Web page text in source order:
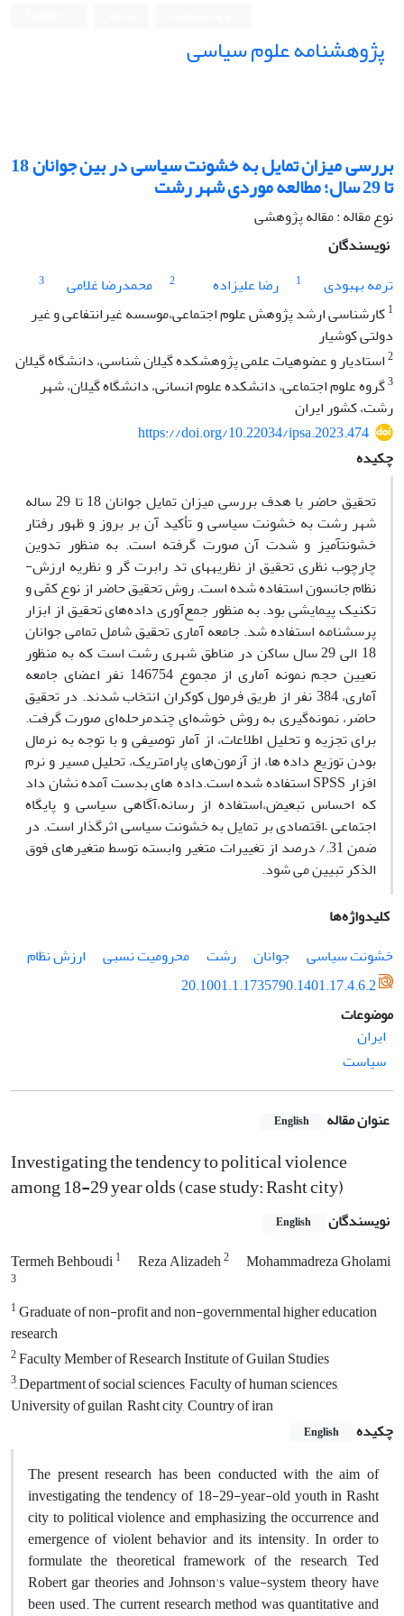
پژوهشنامه علوم سیاسی
بررسی میزان تمایل به خشونت سیاسی در بین جوانان 18
تا 29 سال؛ مطالعه موردی شهر رشت
نوع مقاله : مقاله پژوهشی
نویسندگان
ترمه بهبودی
1 رضا علیزاده 2 محمدرضا غلامی
3
1کارشناسی ارشد پژوهش علوم اجتماعی،موسسه غیرانتفاعی و غیر
دولتی کوشیار
2استادیار و عضوهیات علمی پژوهشکده گیلان شناسی، دانشگاه گیلان
3گروه علوم اجتماعی، دانشکده علوم انسانی، دانشگاه گیلان، شهر
رشت، کشور ایران
https://doi.org/10.22034/ipsa.2023.474
چکیده
تحقیق حاضر با هدف بررسی میزان تمایل جوانان 18 تا 29 ساله
شهر رشت به خشونت سیاسی و تأکید آن بر بروز و ظهور رفتار
خشونت‏آمیز و شدت آن صورت گرفته است. به منظور تدوین
چارچوب نظری تحقیق از نظریه‏های تد رابرت گر و نظریه ارزش-
نظام جانسون استفاده شده است. روش تحقیق حاضر از نوع کمّی و
تکنیک پیمایشی بود. به منظور جمع‌آوری داده‌های تحقیق از ابزار
پرسشنامه استفاده شد. جامعه آماری تحقیق شامل تمامی جوانان
18 الی 29 سال ساکن در مناطق شهری رشت است که به منظور
تعیین حجم نمونه آماری از مجموع 146754 نفر اعضای جامعه
آماری، 384 نفر از طریق فرمول کوکران انتخاب شدند. در تحقیق
حاضر، نمونه‌گیری به روش خوشه‌ای چندمرحله‌ای صورت گرفت.
برای تجزیه و تحلیل اطلاعات، از آمار توصیفی و با توجه به نرمال
بودن توزیع داده ها، از آزمون‌های پارامتریک، تحلیل مسیر و نرم
افزار SPSS استفاده شده است.داده های بدست آمده نشان داد
که احساس تبعیض،استفاده از رسانه،آگاهی سیاسی و پایگاه
اجتماعی –اقتصادی بر تمایل به خشونت سیاسی اثرگذار است. در
ضمن 31./ درصد از تغییرات متغیر وابسته توسط متغیرهای فوق
الذکر تبیین می شود.
کلیدواژه‌ها
خشونت سیاسی
جوانان رشت محرومیت نسبی
ارزش نظام
20.1001.1.1735790.1401.17.4.6.2
موضوعات
ایران
سیاست
عنوان مقاله English
Investigating the tendency to political violence
among 18-29 year olds (case study: Rasht city)
نویسندگان English
Termeh Behboudi1 Reza Alizadeh2 Mohammadreza Gholami
3
1Graduate of non-profit and non-governmental higher education
research
2Faculty Member of Research Institute of Guilan Studies
3ِDepartment of social sciences, Faculty of human sciences,
University of guilan, Rasht city, Country of iran
چکیده
English
The present research has been conducted with the aim of
investigating the tendency of 18-29-year-old youth in Rasht
city to political violence and emphasizing the occurrence and
emergence of violent behavior and its intensity. In order to
formulate the theoretical framework of the research, Ted
Robert gar theories and Johnson's value-system theory have
been used. The current research method was quantitative and